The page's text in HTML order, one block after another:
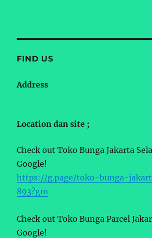
FIND US
Address
Location dan site ;
Check out Toko Bunga Jakarta
Google!
https://g.page/toko-bunga-
893?gm
Check out Toko Bunga Parcel
Google!